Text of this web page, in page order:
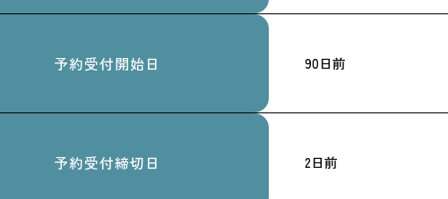
予約受付開始日 90日前
予約受付締切日 2日前